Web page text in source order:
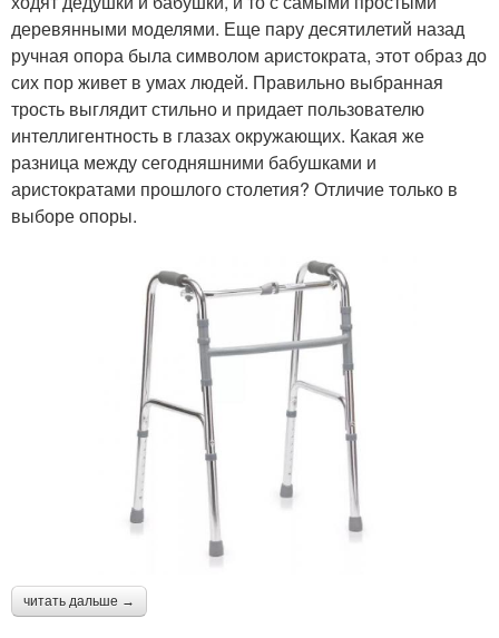
деревянными моделями. Еще пару десятилетий назад
ручная опора была символом аристократа, этот образ до
сих пор живет в умах людей. Правильно выбранная
трость выглядит стильно и придает пользователю
интеллигентность в глазах окружающих. Какая же
разница между сегодняшними бабушками и
аристократами прошлого столетия? Отличие только в
выборе опоры.
читать дальше →